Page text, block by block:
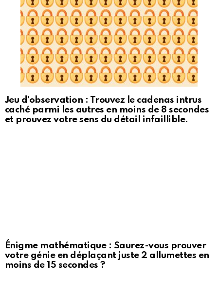
Jeu d’observation : Trouvez le cadenas intrus
caché parmi les autres en moins de 8 secondes
et prouvez votre sens du détail infaillible.
Énigme mathématique : Saurez-vous prouver
votre génie en déplaçant juste 2 allumettes en
moins de 15 secondes ?